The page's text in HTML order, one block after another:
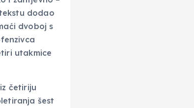
dodao
dvoboj s
utakmice
četiriju
šest